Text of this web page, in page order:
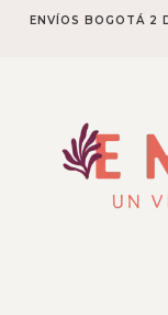
ENVÍOS BOGOTÁ 2